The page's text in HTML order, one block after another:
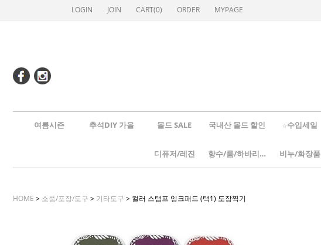
LOGIN JOIN CART(0) ORDER MYPAGE
여름시즌 추석DIY 가을 몰드 SALE 국내산 몰드 할인 ☆수입세일
디퓨저/레진 향수/룸/하바리움 비누/화장품
HOME > 소품/포장/도구 > 기타도구 > 컬러 스탬프 잉크패드 (택1) 도장찍기